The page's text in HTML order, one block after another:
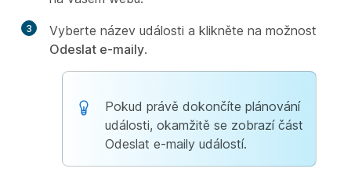
3
Vyberte název události a klikněte na možnost
Odeslat e-maily.
Pokud právě dokončíte plánování
události, okamžitě se zobrazí část
Odeslat e-maily událostí.